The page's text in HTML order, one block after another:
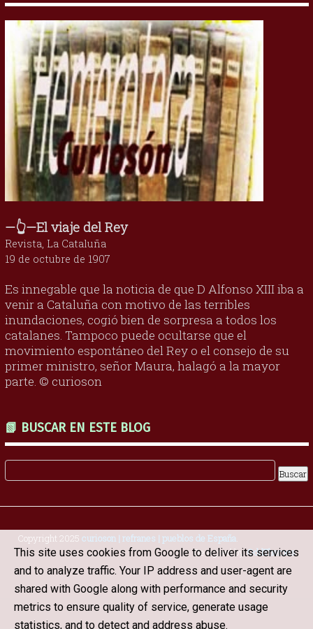
—👆—El viaje del Rey
Revista, La Cataluña
19 de octubre de 1907
Es innegable que la noticia de que D Alfonso XIII iba a
venir a Cataluña con motivo de las terribles
inundaciones, cogió bien de sorpresa a todos los
catalanes. Tampoco puede ocultarse que el
movimiento espontáneo del Rey o el consejo de su
primer ministro, señor Maura, halagó a la mayor
parte. © curioson
📗 BUSCAR EN ESTE BLOG
Copyright 2025 curioson | refranes | pueblos de España
Designed byOddThemes
This site uses cookies from Google to deliver its services
and to analyze traffic. Your IP address and user-agent are
shared with Google along with performance and security
metrics to ensure quality of service, generate usage
statistics, and to detect and address abuse.